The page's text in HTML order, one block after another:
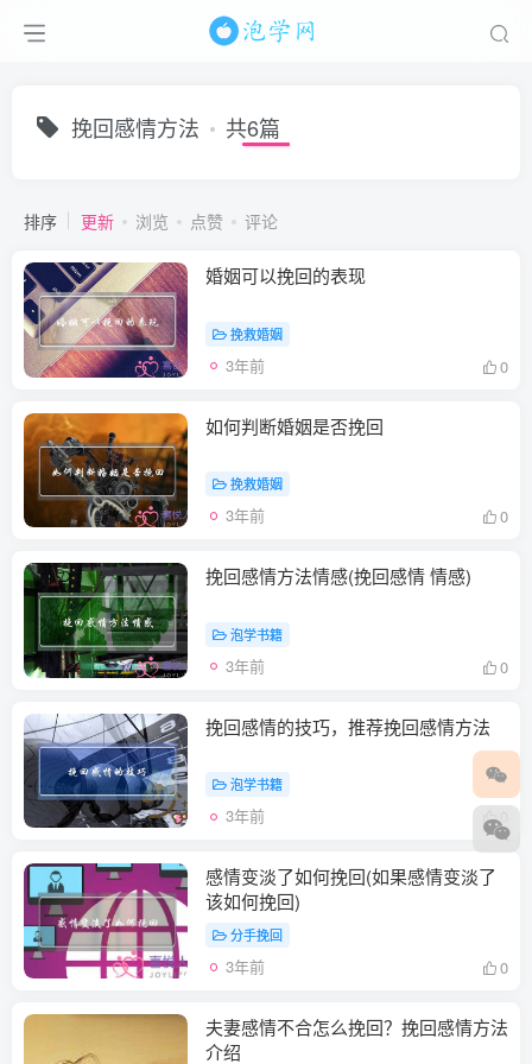
挽回感情方法 共6篇
排序 更新 浏览 点赞 评论
婚姻可以挽回的表现
挽救婚姻
3年前 0
如何判断婚姻是否挽回
挽救婚姻
3年前 0
挽回感情方法情感(挽回感情 情感)
泡学书籍
3年前 0
挽回感情的技巧，推荐挽回感情方法
泡学书籍
3年前 0
感情变淡了如何挽回(如果感情变淡了
该如何挽回)
分手挽回
3年前 0
夫妻感情不合怎么挽回？挽回感情方法
介绍